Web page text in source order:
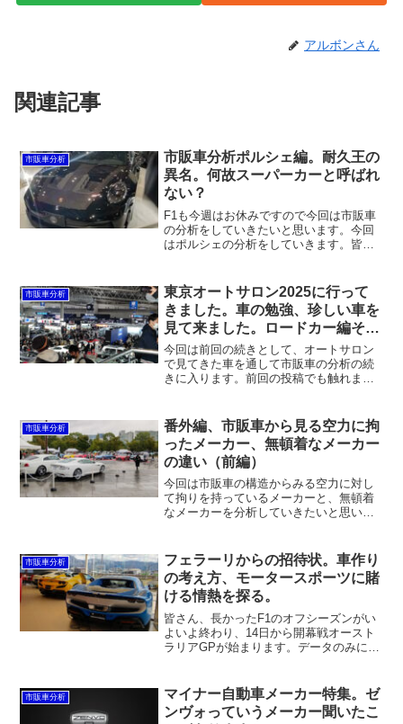
アルボンさん
関連記事
市販車分析
市販車分析ポルシェ編。耐久王の
異名。何故スーパーカーと呼ばれ
ない？
F1も今週はお休みですので今回は市販車
の分析をしていきたいと思います。今回
はポルシェの分析をしていきます。皆さ
メージ、スポーツカーが好きな人が乗
る、フェラーリのライバル...
市販車分析
東京オートサロン2025に行って
きました。車の勉強、珍しい車を
見て来ました。ロードカー編その
2
今回は前回の続きとして、オートサロン
で見てきた車を通して市販車の分析の続
きに入ります。前回の投稿でも触れまし
ント形状とサイド形状について分析して
いきました。今回は後半戦です。リア形
状・内部構造・フロア構造について触れ
ていきたいと思います。
市販車分析
番外編、市販車から見る空力に拘
ったメーカー、無頓着なメーカー
の違い（前編）
今回は市販車の構造からみる空力に対し
て拘りを持っているメーカーと、無頓着
なメーカーを分析していきたいと思いま
構造や仕組みを少し見てきました。その
際に見た実車の様子を載せながら解説し
ていきたいと思います。
市販車分析
フェラーリからの招待状。車作り
の考え方、モータースポーツに賭
ける情熱を探る。
皆さん、長かったF1のオフシーズンがい
よいよ終わり、14日から開幕戦オースト
ラリアGPが始まります。データのみによ
が終了し1週間空きができたので、どうし
ようかと考えている所にフェラーリから
招待状が届きました。
市販車分析
マイナー自動車メーカー特集。ゼ
ンヴォっていうメーカー聞いたこ